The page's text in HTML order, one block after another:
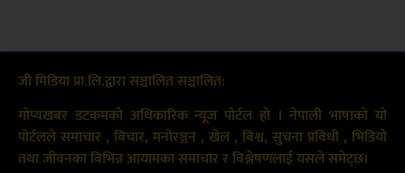
जी मिडिया प्रा.लि.द्वारा सञ्चालित सञ्चालित:
गोप्यखबर डटकमको अधिकारिक न्यूज पोर्टल हो । नेपाली भाषाको यो
पोर्टलले समाचार , विचार, मनोरञ्जन , खेल , बिश्व, सुचना प्रविधी , भिडियो
तथा जीवनका विभिन्न आयामका समाचार र विश्लेषणलाई यसले समेट्छ।